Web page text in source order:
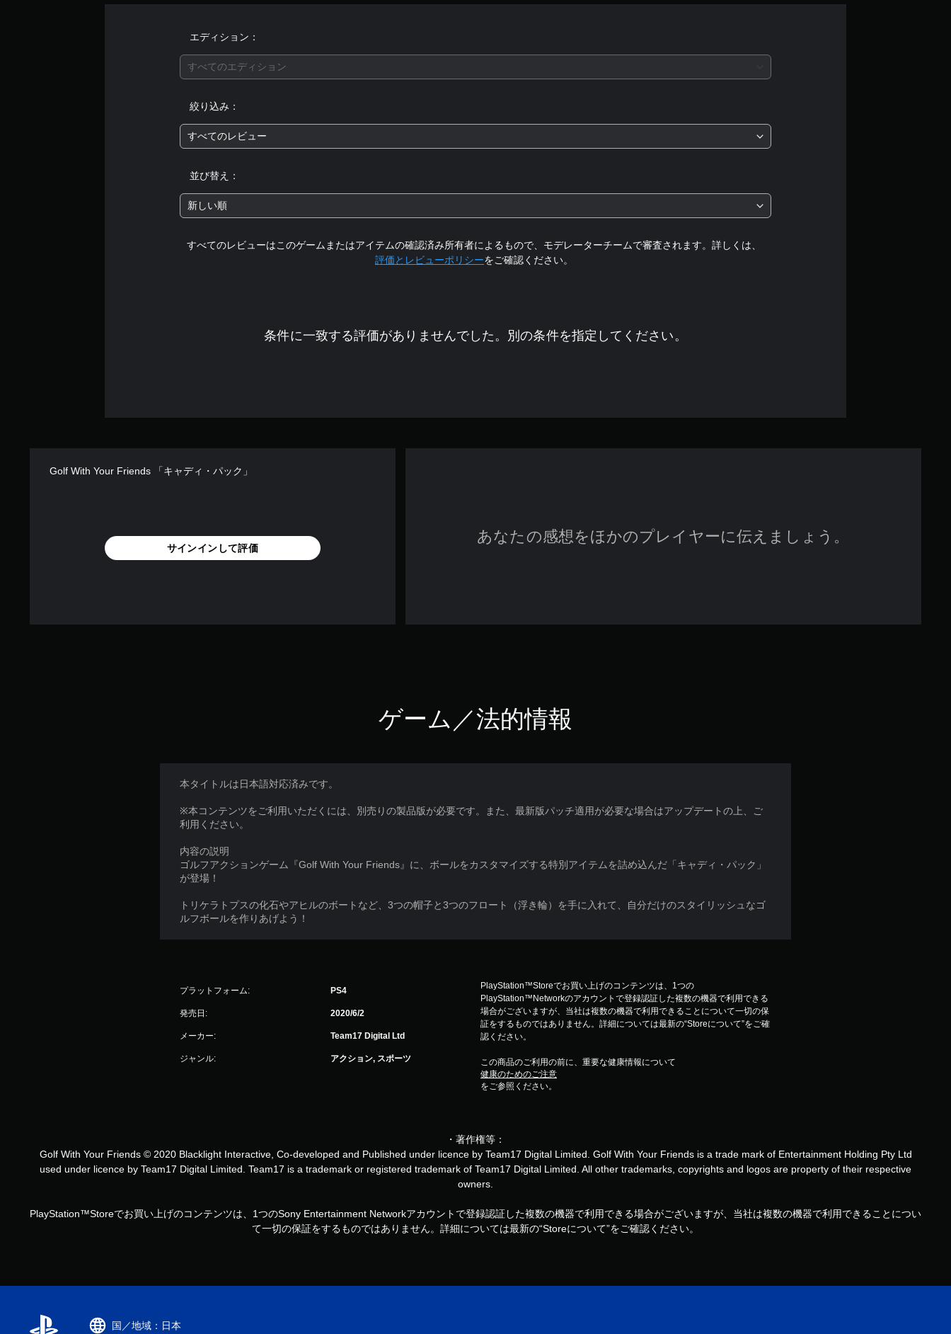
エディション：
すべてのエディション
絞り込み：
すべてのレビュー
並び替え：
新しい順
すべてのレビューはこのゲームまたはアイテムの確認済み所有者によるもので、モデレーターチームで審査されます。詳しくは、
評価とレビューポリシーをご確認ください。
条件に一致する評価がありませんでした。別の条件を指定してください。
Golf With Your Friends 「キャディ・パック」
サインインして評価
あなたの感想をほかのプレイヤーに伝えましょう。
ゲーム／法的情報
本タイトルは日本語対応済みです。
※本コンテンツをご利用いただくには、別売りの製品版が必要です。また、最新版パッチ適用が必要な場合はアップデートの上、ご
利用ください。
内容の説明
ゴルフアクションゲーム『Golf With Your Friends』に、ボールをカスタマイズする特別アイテムを詰め込んだ「キャディ・パック」
が登場！
トリケラトプスの化石やアヒルのボートなど、3つの帽子と3つのフロート（浮き輪）を手に入れて、自分だけのスタイリッシュなゴ
ルフボールを作りあげよう！
プラットフォーム: PS4
発売日: 2020/6/2
メーカー: Team17 Digital Ltd
ジャンル: アクション, スポーツ
PlayStation™Storeでお買い上げのコンテンツは、1つの
PlayStation™Networkのアカウントで登録認証した複数の機器で利用できる
場合がございますが、当社は複数の機器で利用できることについて一切の保
証をするものではありません。詳細については最新の“Storeについて”をご確
認ください。
この商品のご利用の前に、重要な健康情報について
健康のためのご注意
をご参照ください。
・著作権等：
Golf With Your Friends © 2020 Blacklight Interactive, Co-developed and Published under licence by Team17 Digital Limited. Golf With Your Friends is a trade mark of Entertainment Holding Pty Ltd
used under licence by Team17 Digital Limited. Team17 is a trademark or registered trademark of Team17 Digital Limited. All other trademarks, copyrights and logos are property of their respective
owners.
PlayStation™Storeでお買い上げのコンテンツは、1つのSony Entertainment Networkアカウントで登録認証した複数の機器で利用できる場合がございますが、当社は複数の機器で利用できることについ
て一切の保証をするものではありません。詳細については最新の“Storeについて”をご確認ください。
国／地域：日本